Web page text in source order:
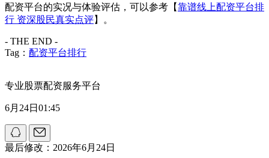
配资平台的实况与体验评估，可以参考【靠谱线上配资平台排
行 资深股民真实点评】。
- THE END -
Tag： 配资平台排行
专业股票配资服务平台
6月24日01:45
最后修改：2026年6月24日